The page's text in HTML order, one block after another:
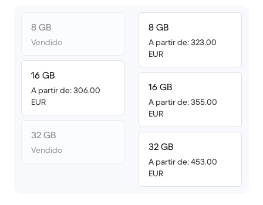
8 GB
Vendido
16 GB
A partir de: 306.00
EUR
32 GB
Vendido
8 GB
A partir de: 323.00
EUR
16 GB
A partir de: 355.00
EUR
32 GB
A partir de: 453.00
EUR